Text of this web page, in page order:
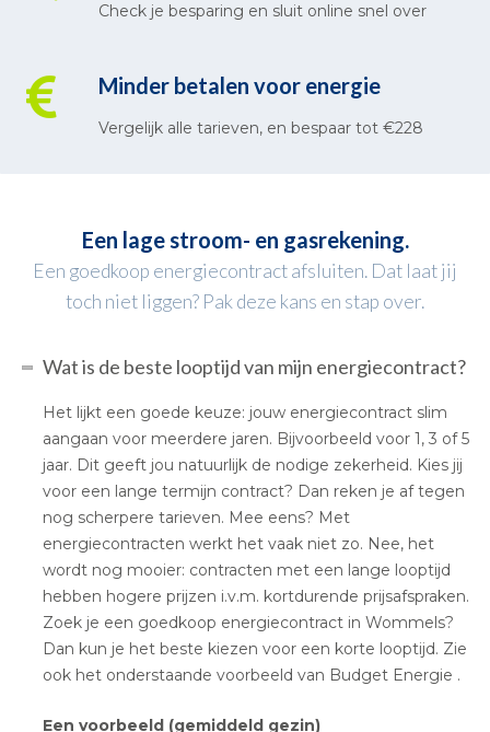
Check je besparing en sluit online snel over
Minder betalen voor energie
Vergelijk alle tarieven, en bespaar tot €228
Een lage stroom- en gasrekening.
Een goedkoop energiecontract afsluiten. Dat laat jij
toch niet liggen? Pak deze kans en stap over.
Wat is de beste looptijd van mijn energiecontract?
Het lijkt een goede keuze: jouw energiecontract slim
aangaan voor meerdere jaren. Bijvoorbeeld voor 1, 3 of 5
jaar. Dit geeft jou natuurlijk de nodige zekerheid. Kies jij
voor een lange termijn contract? Dan reken je af tegen
nog scherpere tarieven. Mee eens? Met
energiecontracten werkt het vaak niet zo. Nee, het
wordt nog mooier: contracten met een lange looptijd
hebben hogere prijzen i.v.m. kortdurende prijsafspraken.
Zoek je een goedkoop energiecontract in Wommels?
Dan kun je het beste kiezen voor een korte looptijd. Zie
ook het onderstaande voorbeeld van Budget Energie .
Een voorbeeld (gemiddeld gezin)